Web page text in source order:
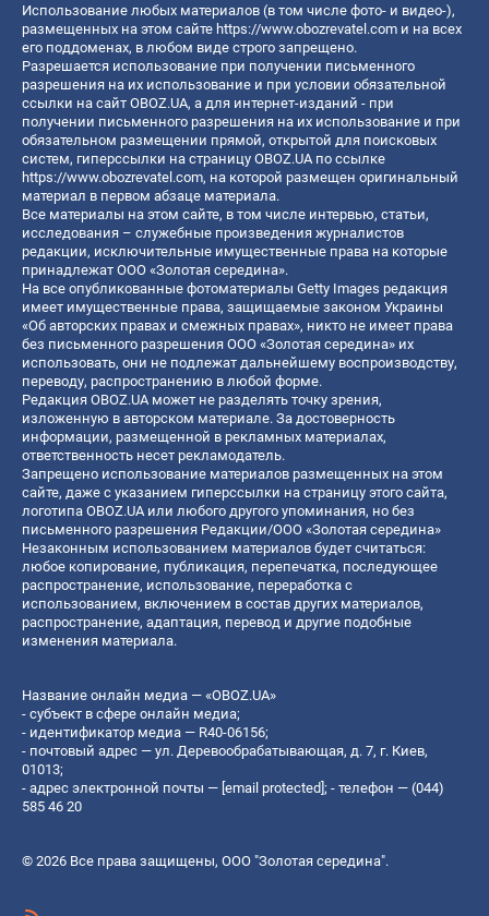
Использование любых материалов (в том числе фото- и видео-),
размещенных на этом сайте https://www.obozrevatel.com и на всех
его поддоменах, в любом виде строго запрещено.
Разрешается использование при получении письменного
разрешения на их использование и при условии обязательной
ссылки на сайт OBOZ.UA, а для интернет-изданий - при
получении письменного разрешения на их использование и при
обязательном размещении прямой, открытой для поисковых
систем, гиперссылки на страницу OBOZ.UA по ссылке
https://www.obozrevatel.com, на которой размещен оригинальный
материал в первом абзаце материала.
Все материалы на этом сайте, в том числе интервью, статьи,
исследования – служебные произведения журналистов
редакции, исключительные имущественные права на которые
принадлежат ООО «Золотая середина».
На все опубликованные фотоматериалы Getty Images редакция
имеет имущественные права, защищаемые законом Украины
«Об авторских правах и смежных правах», никто не имеет права
без письменного разрешения ООО «Золотая середина» их
использовать, они не подлежат дальнейшему воспроизводству,
переводу, распространению в любой форме.
Редакция OBOZ.UA может не разделять точку зрения,
изложенную в авторском материале. За достоверность
информации, размещенной в рекламных материалах,
ответственность несет рекламодатель.
Запрещено использование материалов размещенных на этом
сайте, даже с указанием гиперссылки на страницу этого сайта,
логотипа OBOZ.UA или любого другого упоминания, но без
письменного разрешения Редакции/ООО «Золотая середина»
Незаконным использованием материалов будет считаться:
любое копирование, публикация, перепечатка, последующее
распространение, использование, переработка с
использованием, включением в состав других материалов,
распространение, адаптация, перевод и другие подобные
изменения материала.
Название онлайн медиа — «OBOZ.UA»
- субъект в сфере онлайн медиа;
- идентификатор медиа — R40-06156;
- почтовый адрес — ул. Деревообрабатывающая, д. 7, г. Киев,
01013;
- адрес электронной почты — [email protected]; - телефон — (044)
585 46 20
© 2026 Все права защищены, ООО "Золотая середина".